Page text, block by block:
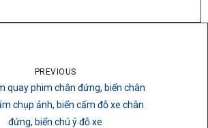
PREVIOUS
quay phim chân đứng, biển chân
chụp ảnh, biển cấm đỗ xe chân
đứng, biển chú ý đỗ xe